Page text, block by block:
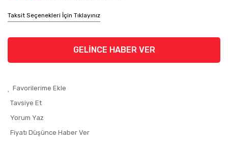
Taksit Seçenekleri İçin Tıklayınız
GELİNCE HABER VER
Tavsiye Et
Yorum Yaz
Fiyatı Düşünce Haber Ver